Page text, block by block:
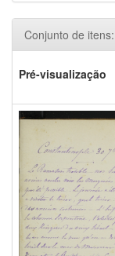
Conjunto de itens:
Pré-visualização